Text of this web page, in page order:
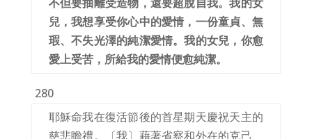
兒，我想享受你心中的愛情，一份童貞、無
瑕、不失光澤的純潔愛情。我的女兒，你愈
愛上受苦，所給我的愛情便愈純潔。
280
耶穌命我在復活節後的首星期天慶祝天主的
慈悲瞻禮。〔我〕藉著省察和外在的克己、